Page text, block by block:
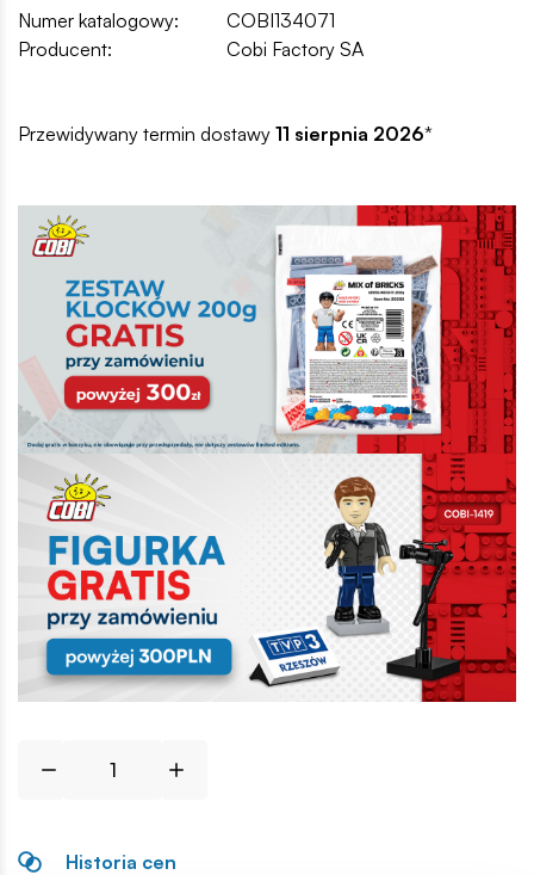
Numer katalogowy:
COBI134071
Producent:
Cobi Factory SA
Przewidywany termin dostawy 11 sierpnia 2026*
Historia cen